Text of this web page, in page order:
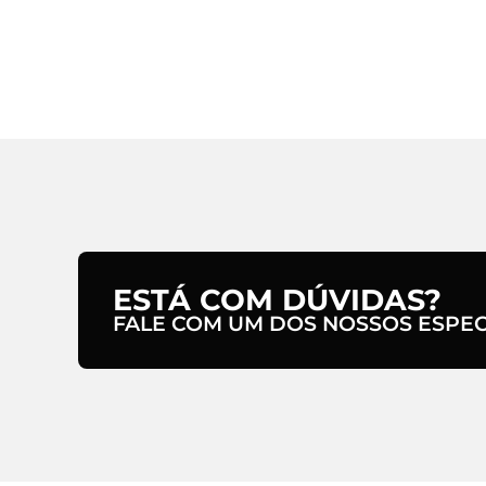
ESTÁ COM DÚVIDAS?
FALE COM UM DOS NOSSOS